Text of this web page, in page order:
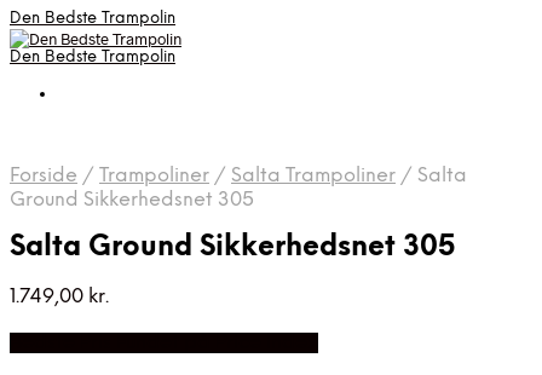
Den Bedste Trampolin
Den Bedste Trampolin
Forside / Trampoliner / Salta Trampoliner / Salta
Ground Sikkerhedsnet 305
Salta Ground Sikkerhedsnet 305
1.749,00 kr.